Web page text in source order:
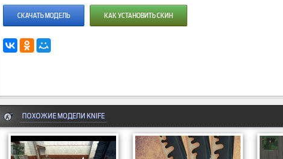
СКАЧАТЬ МОДЕЛЬ КАК УСТАНОВИТЬ СКИН
ПОХОЖИЕ МОДЕЛИ KNIFE